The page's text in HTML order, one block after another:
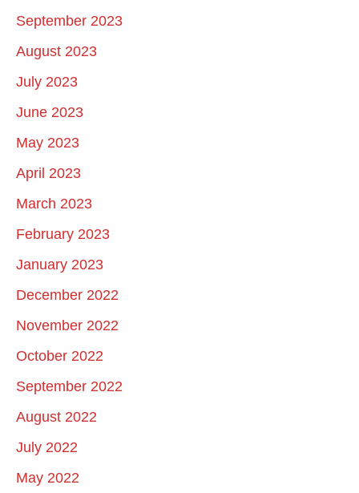
September 2023
August 2023
July 2023
June 2023
May 2023
April 2023
March 2023
February 2023
January 2023
December 2022
November 2022
October 2022
September 2022
August 2022
July 2022
May 2022